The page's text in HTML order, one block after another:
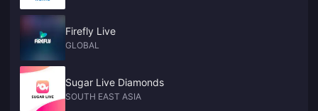
Firefly Live
GLOBAL
Sugar Live Diamonds
SOUTH EAST ASIA